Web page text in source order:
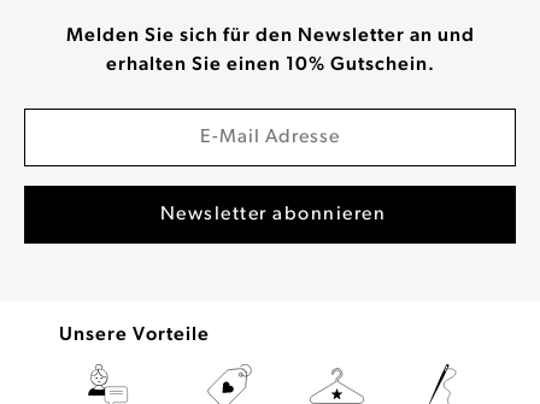
Melden Sie sich für den Newsletter an und
erhalten Sie einen 10% Gutschein.
Unsere Vorteile